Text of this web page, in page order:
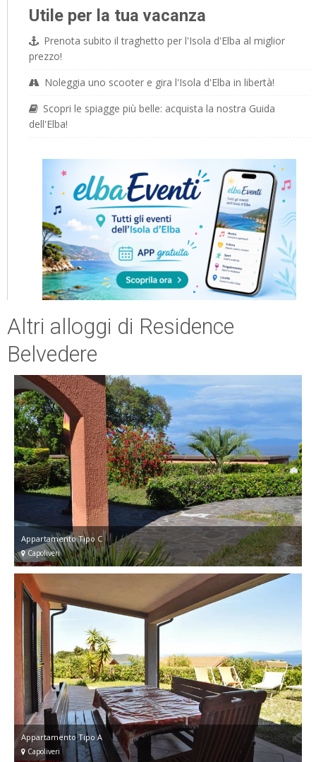
Utile per la tua vacanza
Prenota subito il traghetto per l'Isola d'Elba al miglior
prezzo!
Noleggia uno scooter e gira l'Isola d'Elba in libertà!
Scopri le spiagge più belle: acquista la nostra Guida
dell'Elba!
Altri alloggi di Residence
Belvedere
Appartamento Tipo C
Capoliveri
Appartamento Tipo A
Capoliveri